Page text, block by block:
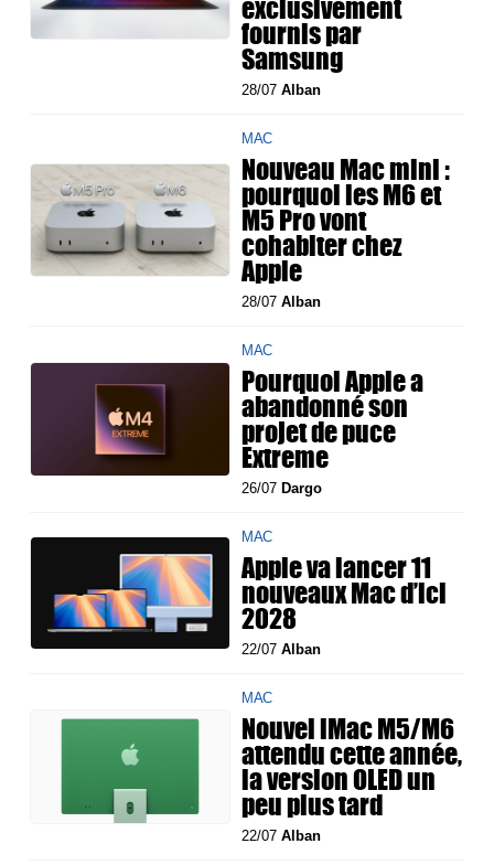
fournis par
Samsung
28/07Alban
MAC
Nouveau Mac mini :
pourquoi les M6 et
M5 Pro vont
cohabiter chez
Apple
28/07Alban
MAC
Pourquoi Apple a
abandonné son
projet de puce
Extreme
26/07 Dargo
MAC
Apple va lancer 11
nouveaux Mac d’ici
2028
22/07Alban
MAC
Nouvel iMac M5/M6
attendu cette année,
la version OLED un
peu plus tard
22/07Alban